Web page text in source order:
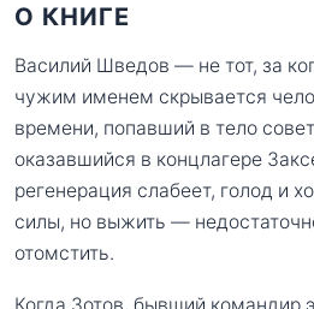
О КНИГЕ
Василий Шведов — не тот, за
чужим именем скрывается
времени, попавший в тело
оказавшийся в концлагере
регенерация слабеет, голод и
силы, но выжить —
отомстить.